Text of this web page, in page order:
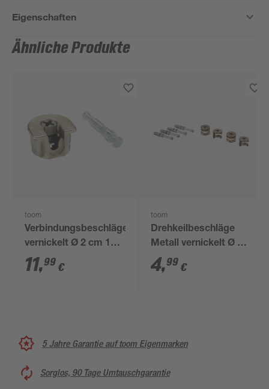
Eigenschaften
Ähnliche Produkte
toom
Verbindungsbeschläge
vernickelt Ø 2 cm 12-
tlg.
11,99 €
toom
Drehkeilbeschläge
Metall vernickelt Ø 15
mm 4 Stück
4,99 €
5 Jahre Garantie auf toom Eigenmarken
Sorglos, 90 Tage Umtauschgarantie